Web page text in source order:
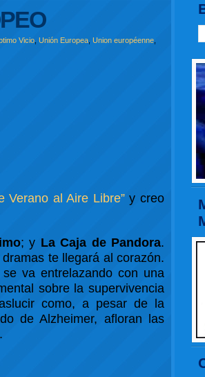
Vicio ,Unión Europea ,Union européenne
Verano al Aire Libre”y creo
; y La Caja de Pandora.
te llegará al corazón.
va entrelazando con una
sobre la supervivencia
como, a pesar de la
de Alzheimer, afloran las